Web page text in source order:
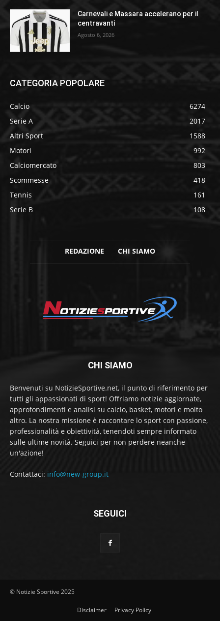
Carnevali e Massara accelerano per il
centravanti
Agosto 6, 2026
CATEGORIA POPOLARE
Calcio
6274
Serie A
2017
Altri Sport
1588
Motori
992
Calciomercato
803
Scommesse
418
Tennis
161
Serie B
108
REDAZIONE CHI SIAMO
CHI SIAMO
Benvenuti su NotizieSportive.net, il punto di riferimento per
tutti gli appassionati di sport! Offriamo notizie aggiornate,
approfondimenti e analisi su calcio, basket, motori e molto
altro. La nostra missione è raccontare lo sport con passione,
professionalità e obiettività, tenendoti sempre informato
sulle ultime novità. Seguici per non perdere neanche
un'azione!
Contattaci: info@new-group.it
SEGUICI
© Notizie Sportive 2025
Disclaimer Privacy Policy